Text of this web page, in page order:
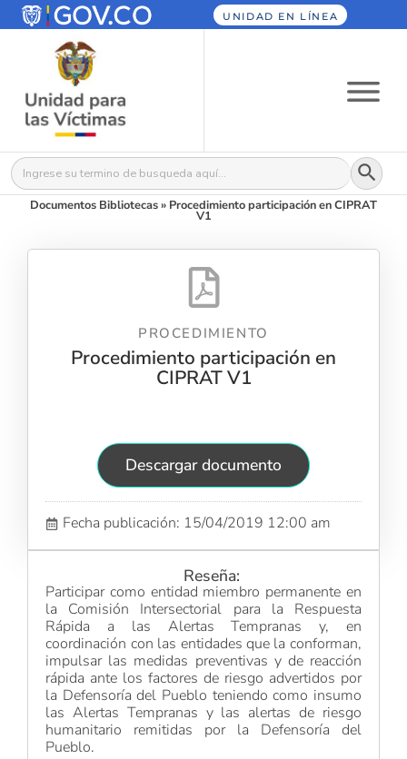
UNIDAD EN LÍNEA
Buscar: Botón
Documentos Bibliotecas» Procedimiento participación en CIPRAT
V1
PROCEDIMIENTO
Procedimiento participación en
CIPRAT V1
Descargar documento
Fecha publicación: 15/04/2019 12:00 am
Reseña:
Participar como entidad miembro permanente en
la Comisión Intersectorial para la Respuesta
Rápida a las Alertas Tempranas y, en
coordinación con las entidades que la conforman,
impulsar las medidas preventivas y de reacción
rápida ante los factores de riesgo advertidos por
la Defensoría del Pueblo teniendo como insumo
las Alertas Tempranas y las alertas de riesgo
humanitario remitidas por la Defensoría del
Pueblo.